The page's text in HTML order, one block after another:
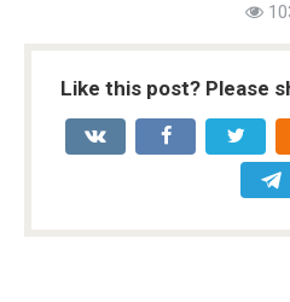
Like this post? Please